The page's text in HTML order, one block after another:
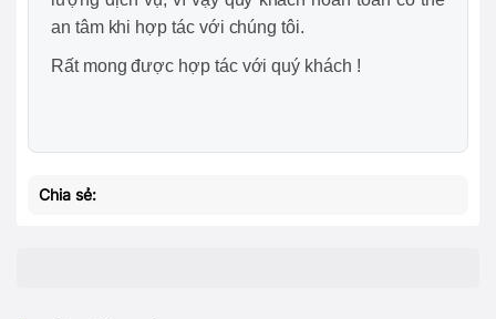
an tâm khi hợp tác với chúng tôi.
Rất mong được hợp tác với quý khách !
Chia sẻ: